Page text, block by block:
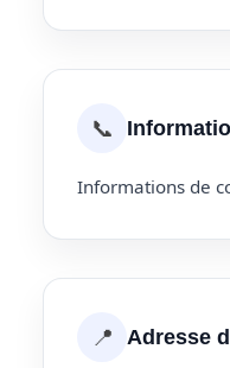
📞
Informations de
📍 Adresse